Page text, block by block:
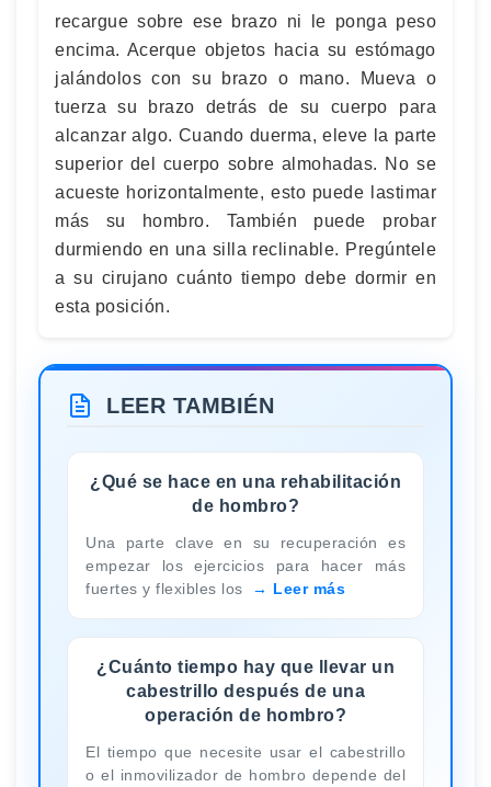
recargue sobre ese brazo ni le ponga peso
encima. Acerque objetos hacia su estómago
jalándolos con su brazo o mano. Mueva o
tuerza su brazo detrás de su cuerpo para
alcanzar algo. Cuando duerma, eleve la parte
superior del cuerpo sobre almohadas. No se
acueste horizontalmente, esto puede lastimar
más su hombro. También puede probar
durmiendo en una silla reclinable. Pregúntele
a su cirujano cuánto tiempo debe dormir en
esta posición.
LEER TAMBIÉN
¿Qué se hace en una rehabilitación
de hombro?
Una parte clave en su recuperación es
empezar los ejercicios para hacer más
fuertes y flexibles los
Leer más
¿Cuánto tiempo hay que llevar un
cabestrillo después de una
operación de hombro?
El tiempo que necesite usar el cabestrillo
o el inmovilizador de hombro depende del